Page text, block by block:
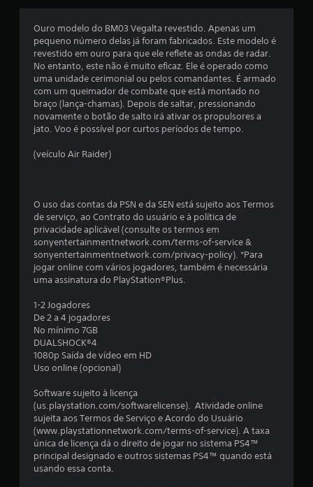
s
e
m
u
m
d
l
a
s
Ouro modelo do BM03 Vegalta revestido. Apenas um
pequeno número delas já foram fabricados. Este modelo é
revestido em ouro para que ele reflete as ondas de radar.
No entanto, este não é muito eficaz. Ele é operado como
uma unidade cerimonial ou pelos comandantes. É armado
com um queimador de combate que está montado no
braço (lança-chamas). Depois de saltar, pressionando
novamente o botão de salto irá ativar os propulsores a
jato. Voo é possível por curtos períodos de tempo.
(veículo Air Raider)
O uso das contas da PSN e da SEN está sujeito aos Termos
de serviço, ao Contrato do usuário e à política de
privacidade aplicável (consulte os termos em
sonyentertainmentnetwork.com/terms-of-service &
sonyentertainmentnetwork.com/privacy-policy). *Para
jogar online com vários jogadores, também é necessária
uma assinatura do PlayStation®Plus.
1-2 Jogadores
De 2 a 4 jogadores
No mínimo 7GB
DUALSHOCK®4
1080p Saída de vídeo em HD
Uso online (opcional)
Software sujeito à licença
(us.playstation.com/softwarelicense). Atividade online
sujeita aos Termos de Serviço e Acordo do Usuário
(www.playstationnetwork.com/terms-of-service). A taxa
única de licença dá o direito de jogar no sistema PS4™
principal designado e outros sistemas PS4™ quando está
usando essa conta.